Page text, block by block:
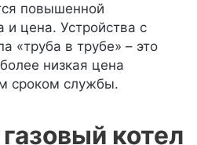
повышенной
цена. Устройства с
«труба в трубе» – это
низкая цена
сроком службы.
котел